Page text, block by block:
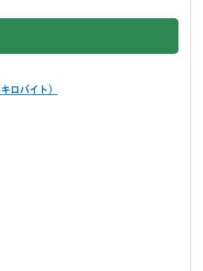
ロバイト）